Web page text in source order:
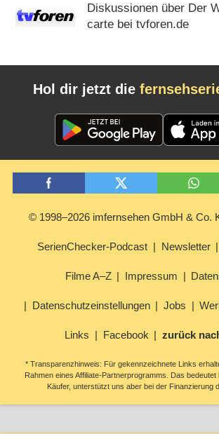
Diskussionen über Der
carte bei tvforen.de
Hol dir jetzt die
© 1998–2026 imfernsehen GmbH & Co.
SerienChecker-Podcast Newsletter
Filme A–Z Impressum
Datenschutzeinstellungen Jobs
Links Facebook zurück
* Transparenzhinweis: Für gekennzeichnete Links
Rahmen eines Affiliate-Partnerprogramms. Das
Käufer, unterstützt uns aber bei der Finanzierung